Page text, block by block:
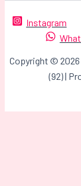
Instagram
Copyright ©
(92) |